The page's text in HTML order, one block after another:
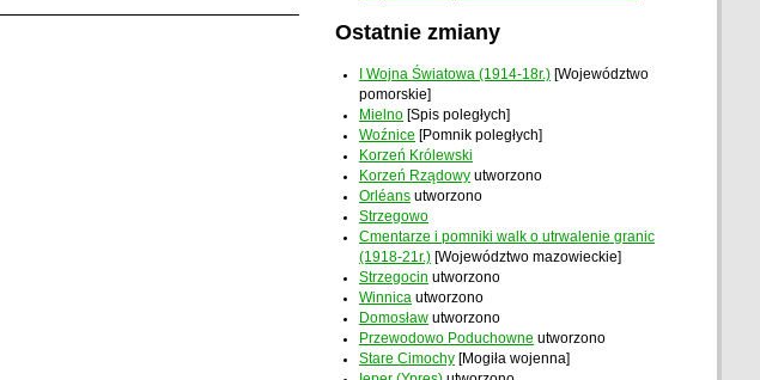
Ostatnie zmiany
I Wojna Światowa (1914-18r.) [Województwo
pomorskie]
Mielno [Spis poległych]
Woźnice [Pomnik poległych]
Korzeń Królewski
Korzeń Rządowy utworzono
Orléans utworzono
Strzegowo
Cmentarze i pomniki walk o utrwalenie granic
(1918-21r.) [Województwo mazowieckie]
Strzegocin utworzono
Winnica utworzono
Domosław utworzono
Przewodowo Poduchowne utworzono
Stare Cimochy [Mogiła wojenna]